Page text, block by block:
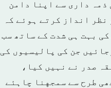
ذمہ داری سے اپنا دامن
انداز کرتے ہوئے کہ
بہت ہی شدت کے ساتھ سب
جن کی پالیسیوں کی
صدر نے نہیں کیا،
طرح سے سمجهنا چاہئے